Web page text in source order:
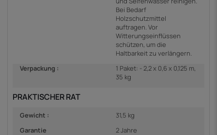
Bei Bedarf
Holzschutzmittel
auftragen. Vor
Witterungseinflüssen
schützen, um die
Haltbarkeit zu verlängern.
Verpackung :
1 Paket: - 2,2 x 0,6 x 0,125 m,
35 kg
PRAKTISCHER RAT
Gewicht :
31,5 kg
Garantie
2 Jahre